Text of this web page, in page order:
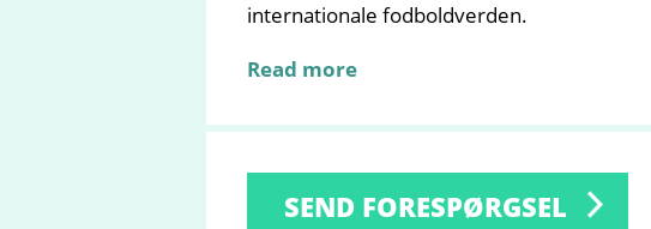
internationale fodboldverden.
Read more
SEND FORESPØRGSEL